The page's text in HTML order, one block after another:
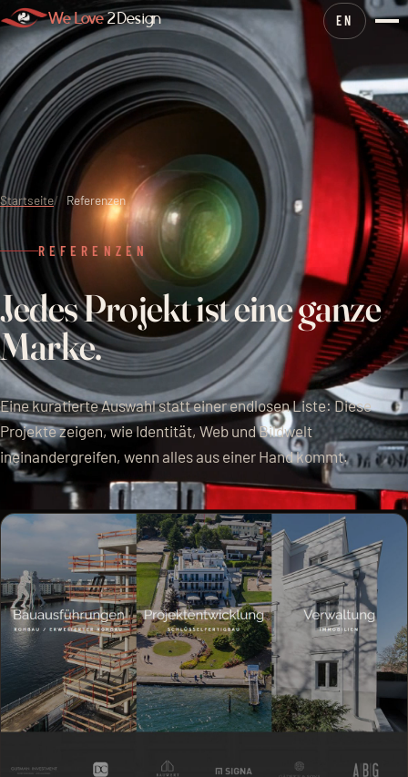
We Love2 Design EN
Startseite Referenzen
REFERENZEN
JedesProjektisteineganze
Marke.
Eine kuratierte Auswahl statt einer endlosen Liste: Diese
Projekte zeigen, wie Identität, Web und Bildwelt
ineinandergreifen, wenn alles aus einer Hand kommt.